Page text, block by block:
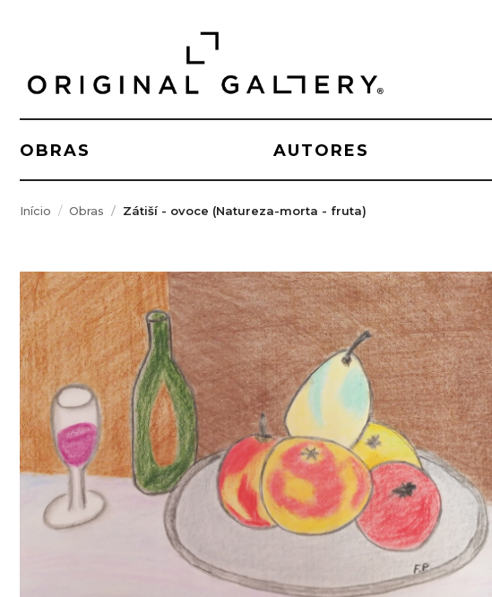
OBRAS AUTORES
Início Obras Zátiší - ovoce (Natureza-morta - fruta)